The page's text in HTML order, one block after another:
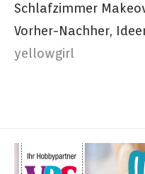
Schlafzimmer
Vorher-Nachher,
yellowgirl